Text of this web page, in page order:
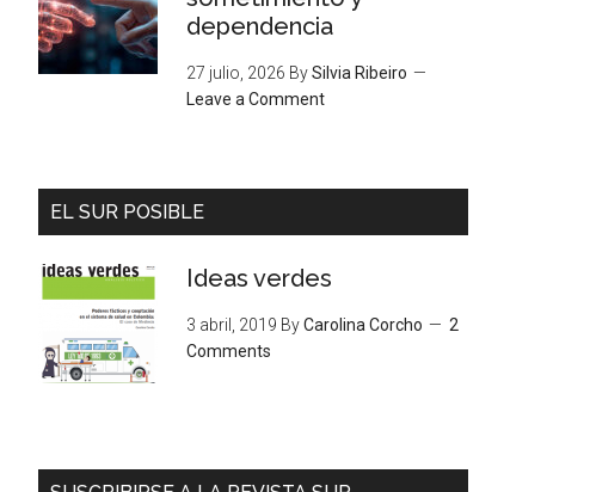
dependencia
27 julio, 2026 BySilvia Ribeiro
Leave a Comment
EL SUR POSIBLE
Ideas verdes
3 abril, 2019 ByCarolina Corcho
2
Comments